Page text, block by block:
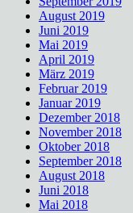
August 2019
Juni 2019
Mai 2019
April 2019
März 2019
Februar 2019
Januar 2019
Dezember 2018
November 2018
Oktober 2018
September 2018
August 2018
Juni 2018
Mai 2018